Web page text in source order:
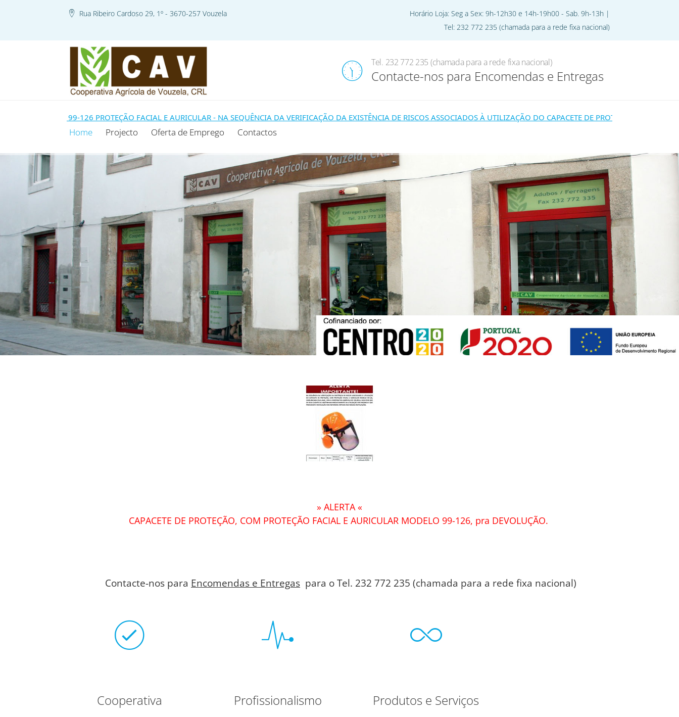
Rua Ribeiro Cardoso 29, 1º - 3670-257 Vouzela
Horário Loja: Seg a Sex: 9h-12h30 e 14h-19h00 - Sab. 9h-13h |
Tel: 232 772 235 (chamada para a rede fixa nacional)
Tel. 232 772 235 (chamada para a rede fixa nacional)
Contacte-nos para Encomendas e Entregas
Home Projecto Oferta de Emprego Contactos
Projecto Oferta de Emprego Contactos
MODELO 99-126 PROTEÇÃO FACIAL E AURICULAR - NA SEQUÊNCIA DA VERIFICAÇÃO DA EXISTÊNCIA DE RISCOS ASSOCIADOS À UTILIZAÇÃO DO CAPACETE DE PROTEÇÃO, COM
» ALERTA «
CAPACETE DE PROTEÇÃO, COM PROTEÇÃO FACIAL E AURICULAR MODELO 99-126, pra DEVOLUÇÃO.
Contacte-nos para Encomendas e Entregas para o Tel. 232 772 235 (chamada para a rede fixa nacional)
Cooperativa Profissionalismo Produtos e Serviços